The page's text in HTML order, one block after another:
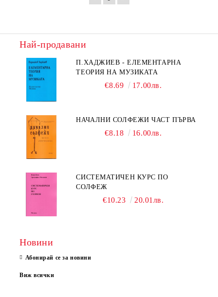
Най-продавани
П.ХАДЖИЕВ - ЕЛЕМЕНТАРНА
ТЕОРИЯ НА МУЗИКАТА
€8.69 17.00лв.
НАЧАЛНИ СОЛФЕЖИ ЧАСТ ПЪРВА
€8.18 16.00лв.
СИСТЕМАТИЧЕН КУРС ПО
СОЛФЕЖ
€10.23 20.01лв.
Новини
Абонирай се за новини
Виж всички